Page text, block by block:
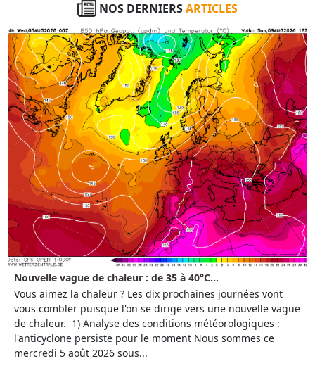
NOS DERNIERSARTICLES
Nouvelle vague de chaleur : de 35 à 40°C...
Vous aimez la chaleur ? Les dix prochaines journées vont
vous combler puisque l'on se dirige vers une nouvelle vague
de chaleur. 1) Analyse des conditions météorologiques :
l'anticyclone persiste pour le moment Nous sommes ce
mercredi 5 août 2026 sous...